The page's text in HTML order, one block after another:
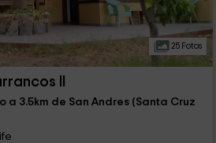
25 Fotos
II
3.5km de San Andres (Santa Cruz